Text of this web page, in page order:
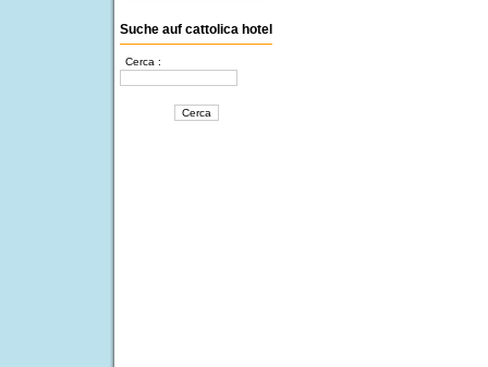
Suche auf cattolica hotel
Cerca :